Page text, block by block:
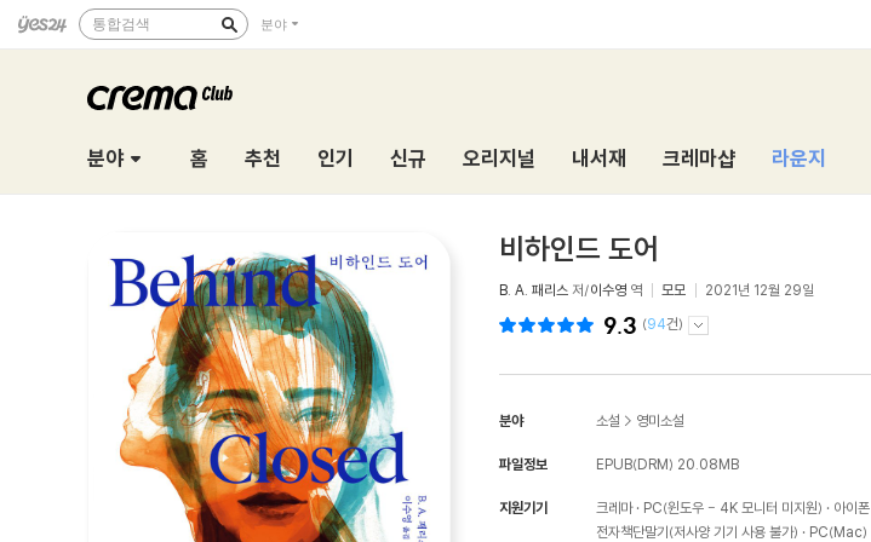
통합검색 분야
분야 홈 추천 인기 신규 오리지널 내서재 크레마샵 라운지
비하인드 도어
B. A. 패리스 저/이수영 역 모모 2021년 12월 29일
9.3 (94건)
분야 소설 > 영미소설
파일정보 EPUB(DRM) 20.08MB
지원기기 크레마 PC(윈도우 - 4K 모니터 미지원) 아이폰
전자책단말기(저사양 기기 사용 불가)
PC(Mac)